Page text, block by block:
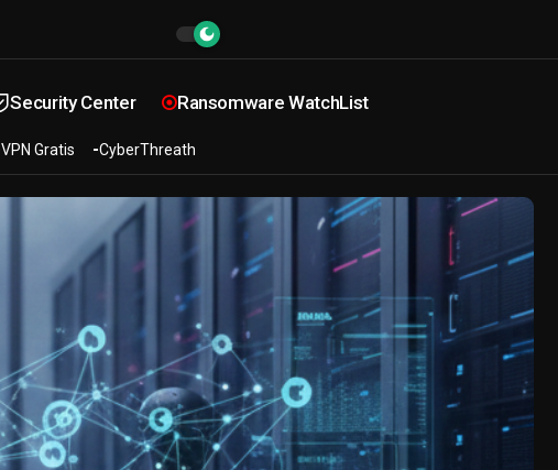
Security Center Ransomware WatchList
VPN Gratis CyberThreath